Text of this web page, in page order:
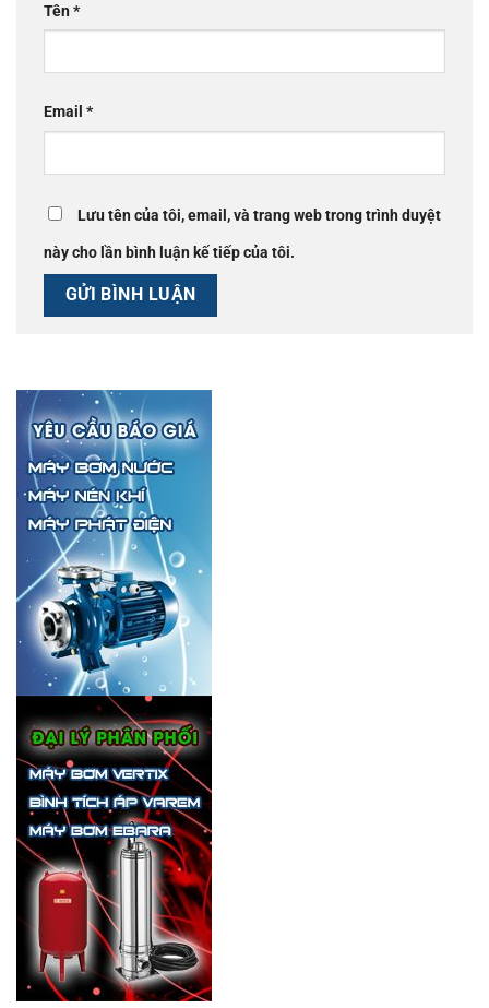
Tên*
Email *
Lưu tên của tôi, email, và trang web trong trình duyệt
này cho lần bình luận kế tiếp của tôi.